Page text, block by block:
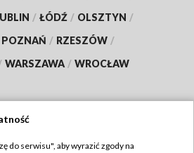
/ ŁÓDŹ / OLSZTYN /
POZNAŃ / RZESZÓW /
WARSZAWA / WROCŁAW
do serwisu", aby wyrazić zgody na